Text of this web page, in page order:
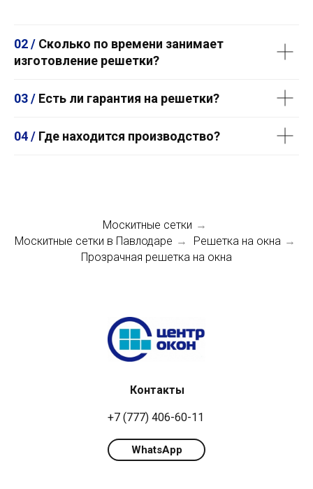
02 / Сколько по времени занимает
изготовление решетки?
03 / Есть ли гарантия на решетки?
04 / Где находится производство?
Москитные сетки →
Москитные сетки в Павлодаре → Решетка на окна →
Прозрачная решетка на окна
+7 (777) 406-60-11
Контакты
WhatsApp